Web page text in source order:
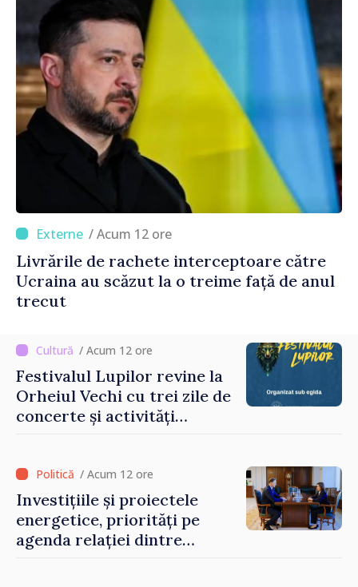
/ Acum 12 ore
Livrările de rachete interceptoare către
Ucraina au scăzut la o treime față de anul
trecut
/ Acum 12 ore
Festivalul Lupilor revine la
Orheiul Vechi cu trei zile de
concerte și activități
/ Acum 12 ore
Investițiile și proiectele
energetice, priorități pe
agenda relației dintre